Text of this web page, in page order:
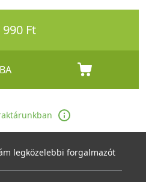
990 Ft
legközelebbi forgalmazót